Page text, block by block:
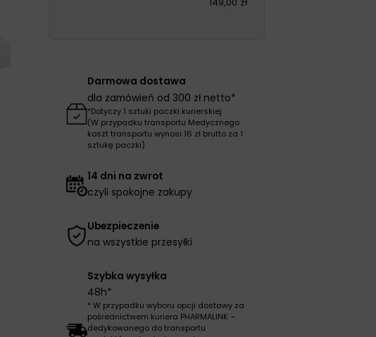
rozm.43
Darmowa dostawa
dla zamówień od 300 zł netto*
*Dotyczy 1 sztuki paczki kurierskiej
(W przypadku transportu Medycznego
koszt transportu wynosi 16 zł brutto za 1
sztukę paczki)
14 dni na zwrot
czyli spokojne zakupy
Ubezpieczenie
na wszystkie przesyłki
Szybka wysyłka
48h*
* W przypadku wyboru opcji dostawy za
pośrednictwem kuriera PHARMALINK –
dedykowanego do transportu